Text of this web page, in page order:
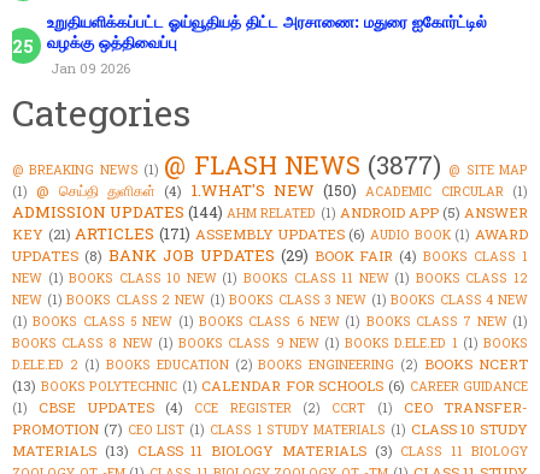
உறுதியளிக்கப்பட்ட ஓய்வூதியத் திட்ட அரசாணை: மதுரை ஐகோர்ட்டில்
வழக்கு ஒத்திவைப்பு
Jan 09 2026
Categories
@ BREAKING NEWS (1) @ FLASH NEWS (3877) @ SITE MAP
(1) @ செய்தி துளிகள் (4) 1.WHAT'S NEW (150) ACADEMIC CIRCULAR (1)
ADMISSION UPDATES (144) AHM RELATED (1) ANDROID APP (5) ANSWER
KEY (21) ARTICLES (171) ASSEMBLY UPDATES (6) AUDIO BOOK (1) AWARD
UPDATES (8) BANK JOB UPDATES (29) BOOK FAIR (4) BOOKS CLASS 1
NEW (1) BOOKS CLASS 10 NEW (1) BOOKS CLASS 11 NEW (1) BOOKS CLASS 12
NEW (1) BOOKS CLASS 2 NEW (1) BOOKS CLASS 3 NEW (1) BOOKS CLASS 4 NEW
(1) BOOKS CLASS 5 NEW (1) BOOKS CLASS 6 NEW (1) BOOKS CLASS 7 NEW (1)
BOOKS CLASS 8 NEW (1) BOOKS CLASS 9 NEW (1) BOOKS D.ELE.ED 1 (1) BOOKS
D.ELE.ED 2 (1) BOOKS EDUCATION (2) BOOKS ENGINEERING (2) BOOKS NCERT
(13) BOOKS POLYTECHNIC (1) CALENDAR FOR SCHOOLS (6) CAREER GUIDANCE
(1)
CBSE UPDATES (4) CCE REGISTER (2) CCRT (1)
CEO TRANSFER-
PROMOTION (7) CEO LIST (1) CLASS 1 STUDY MATERIALS (1) CLASS 10 STUDY
MATERIALS (13) CLASS 11 BIOLOGY MATERIALS (3) CLASS 11 BIOLOGY